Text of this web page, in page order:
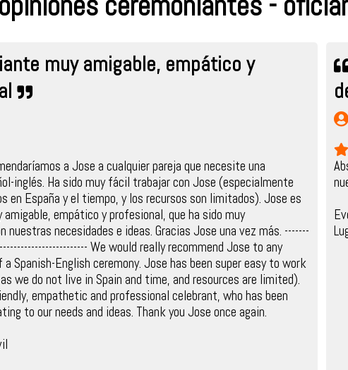
muy amigable, empático y
a Jose a cualquier pareja que necesite una
inglés. Ha sido muy fácil trabajar con Jose (especialmente
en España y el tiempo, y los recursos son limitados). Jose es
empático y profesional, que ha sido muy
nuestras necesidades e ideas. Gracias Jose una vez más. -------
We would really recommend Jose to any
a Spanish-English ceremony. Jose has been super easy to work
we do not live in Spain and time, and resources are limited).
empathetic and professional celebrant, who has been
to our needs and ideas. Thank you Jose once again.